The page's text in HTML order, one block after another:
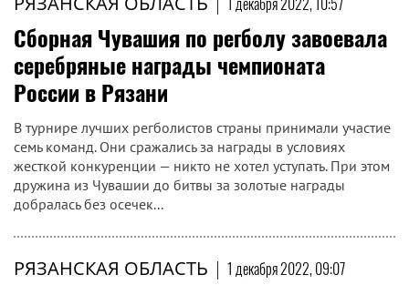
Сборная Чувашия по регболу завоевала
серебряные награды чемпионата
России в Рязани
В турнире лучших регболистов страны принимали участие
семь команд. Они сражались за награды в условиях
жесткой конкуренции — никто не хотел уступать. При этом
дружина из Чувашии до битвы за золотые награды
добралась без осечек...
РЯЗАНСКАЯ ОБЛАСТЬ | 1 декабря 2022, 09:07